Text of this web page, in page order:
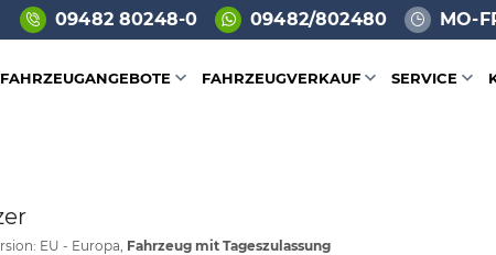
09482 80248-0 09482/802480 MO-
FAHRZEUGANGEBOTE FAHRZEUGVERKAUF SERVICE
EU - Europa, Fahrzeug mit Tageszulassung